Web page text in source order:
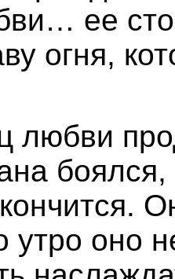
ее
огня,
любви
утро оно